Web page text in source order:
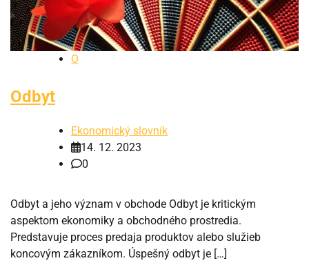
O
Odbyt
Ekonomický slovník
14. 12. 2023
0
Odbyt a jeho význam v obchode Odbyt je kritickým
aspektom ekonomiky a obchodného prostredia.
Predstavuje proces predaja produktov alebo služieb
koncovým zákazníkom. Úspešný odbyt je […]